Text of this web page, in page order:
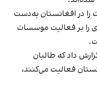
را در افغانستان به‌دست
را بر فعالیت موسسات
داد که طالبان
فعالیت می‌کنند،‌